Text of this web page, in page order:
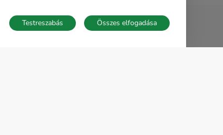
Összes elfogadása
Testreszabás